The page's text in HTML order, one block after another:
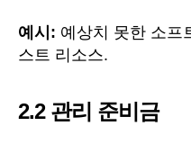
예시: 예상치 못한 소프
스트 리소스.
2.2 관리 준비금